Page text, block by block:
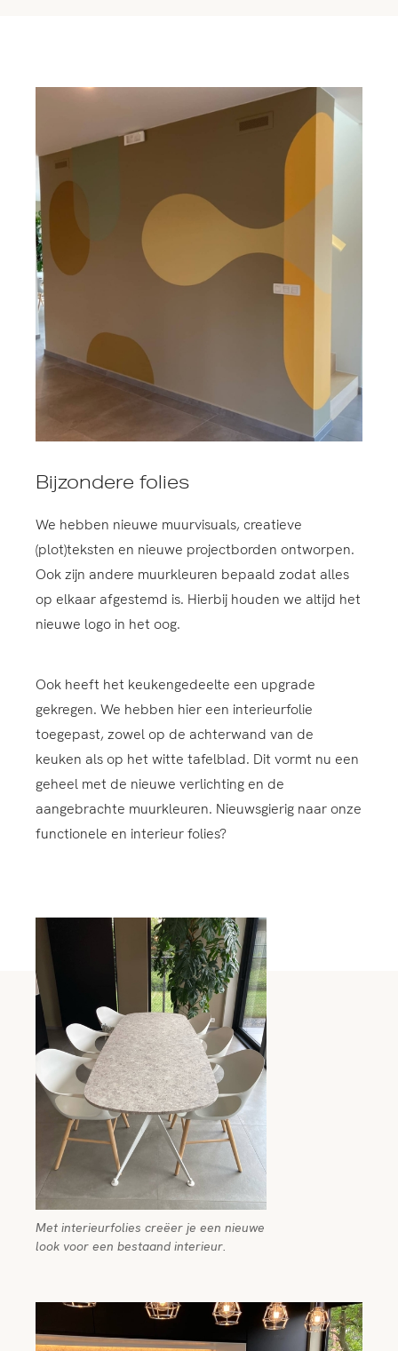
Bijzondere folies
We hebben nieuwe muurvisuals, creatieve
(plot)teksten en nieuwe projectborden ontworpen.
Ook zijn andere muurkleuren bepaald zodat alles
op elkaar afgestemd is. Hierbij houden we altijd het
nieuwe logo in het oog.
Ook heeft het keukengedeelte een upgrade
gekregen. We hebben hier een interieurfolie
toegepast, zowel op de achterwand van de
keuken als op het witte tafelblad. Dit vormt nu een
geheel met de nieuwe verlichting en de
aangebrachte muurkleuren. Nieuwsgierig naar onze
functionele en interieur folies?
Met interieurfolies creëer je een nieuwe
look voor een bestaand interieur.